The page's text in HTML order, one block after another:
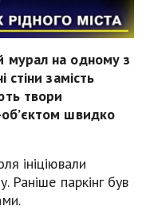
мурал на одному з
стіни замість
твори
швидко
ініціювали
Раніше паркінг був